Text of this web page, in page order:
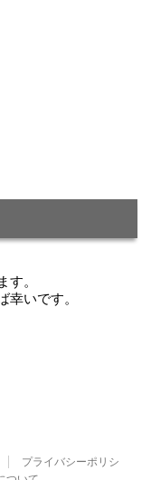
す。
幸いです。
プライバシーポリシ